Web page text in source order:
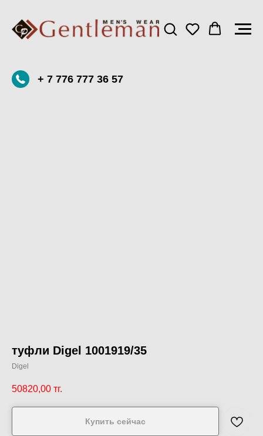
+ 7 776 777 36 57
туфли Digel 1001919/35
Digel
50820,00 тг.
Купить сейчас